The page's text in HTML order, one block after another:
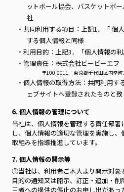
ットボール協会、バスケットボ
社
・共同利用する項目：上記1．「 個
する個人情報と同様
・利用目的：上記3．「個人情報の
・管理責任：株式会社ビービーエ
〒100-0011 東京都千代田区内幸町1-
・個人情報の取得方法：共同利用
ェブサイトへ登録されたものと致
6. 個人情報の管理について
当社は、個人情報を管理する責任部
し、個人情報の適切な管理を実施し
取組みを指導推進しています。
7. 個人情報の開示等
①当社は、利用者ご本人より開示対象
目的の通知又は開示、訂正・追加・
三者への提供の停止のお申し出があ